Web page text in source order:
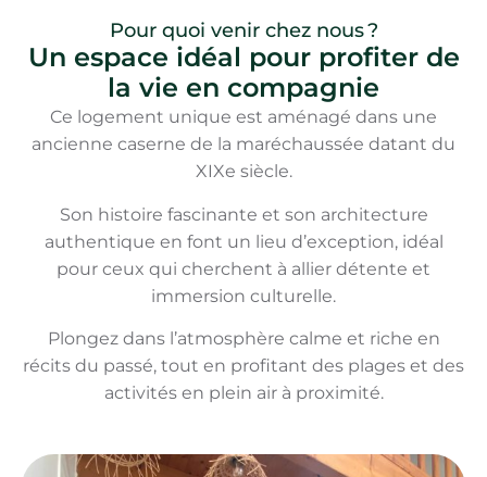
Pour quoi venir chez nous ?
Un espace idéal pour profiter de
la vie en compagnie
Ce logement unique est aménagé dans une
ancienne caserne de la maréchaussée datant du
XIXe siècle.
Son histoire fascinante et son architecture
authentique en font un lieu d’exception, idéal
pour ceux qui cherchent à allier détente et
immersion culturelle.
Plongez dans l’atmosphère calme et riche en
récits du passé, tout en profitant des plages et des
activités en plein air à proximité.